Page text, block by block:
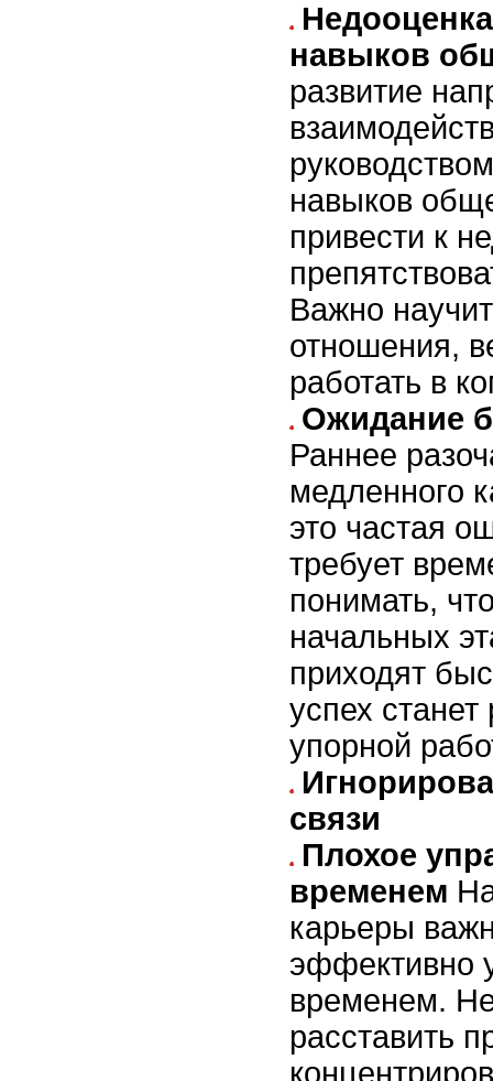
навыков
развитие
навыков
привести к
Важно
отношения,
работать в
Ожидание
Раннее
медленного
это частая
требует
понимать,
начальных
приходят
успех станет
упорной
связи
Плохое
временем
карьеры
эффективно
временем.
расставить